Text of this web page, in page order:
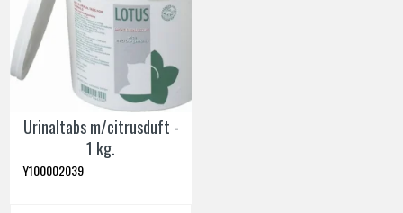
Urinaltabs m/citrusduft -
1 kg.
Y100002039